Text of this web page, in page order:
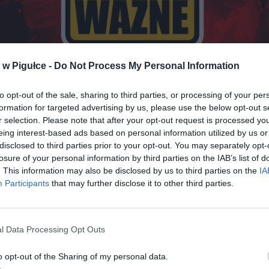
Pigułce - Do Not Process My Personal Information
opt-out of the sale, sharing to third parties, or processing of your
for targeted advertising by us, please use the below opt-out
selection. Please note that after your opt-out request is processed
interest-based ads based on personal information utilized by us
to third parties prior to your opt-out. You may separately
of your personal information by third parties on the IAB’s list of
This information may also be disclosed by us to third parties on the
Participants that may further disclose it to other third parties.
Data Processing Opt Outs
opt-out of the Sharing of my personal data.
KTÓRA ZAMRAŻA TWÓJ PORTFEL: 20
przedsiębiorców kontynuujących działalność gospodarczą ma
opodatkowania do 20. dnia miesiąca następującego po
pierwszy przychód w nowym roku. Dla zdecydowanej
pierwszą fakturę w styczniu, datą graniczną jest